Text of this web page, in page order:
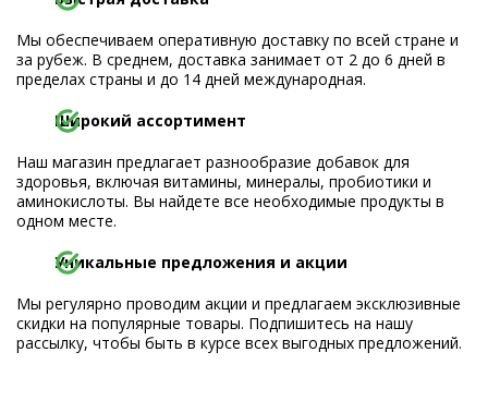
Мы обеспечиваем оперативную доставку по всей стране и
за рубеж. В среднем, доставка занимает от 2 до 6 дней в
пределах страны и до 14 дней международная.
Широкий ассортимент
Наш магазин предлагает разнообразие добавок для
здоровья, включая витамины, минералы, пробиотики и
аминокислоты. Вы найдете все необходимые продукты в
одном месте.
Уникальные предложения и акции
Мы регулярно проводим акции и предлагаем эксклюзивные
скидки на популярные товары. Подпишитесь на нашу
рассылку, чтобы быть в курсе всех выгодных предложений.